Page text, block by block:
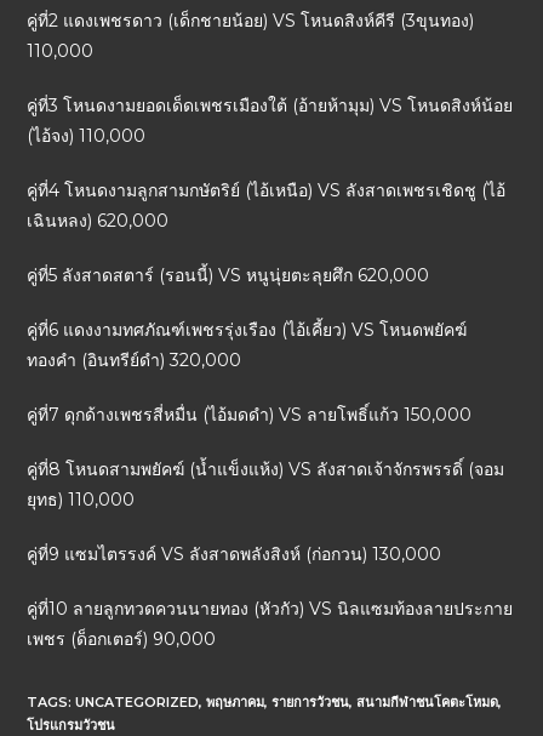
คู่ที่2 แดงเพชรดาว (เด็กชายน้อย) VS โหนดสิงห์คีรี (3ขุนทอง)
110,000
คู่ที่3 โหนดงามยอดเด็ดเพชรเมืองใต้ (อ้ายห้ามุม) VS โหนดสิงห์น้อย
(ไอ้จง) 110,000
คู่ที่4 โหนดงามลูกสามกษัตริย์ (ไอ้เหนือ) VS ลังสาดเพชรเชิดชู (ไอ้
เฉินหลง) 620,000
คู่ที่5 ลังสาดสตาร์ (รอนนี้) VS หนูนุ่ยตะลุยศึก 620,000
คู่ที่6 แดงงามทศภัณฑ์เพชรรุ่งเรือง (ไอ้เคี้ยว) VS โหนดพยัคฆ์
ทองคำ (อินทรีย์ดำ) 320,000
คู่ที่7 ดุกด้างเพชรสี่หมื่น (ไอ้มดดำ) VS ลายโพธิ์แก้ว 150,000
คู่ที่8 โหนดสามพยัคฆ์ (น้ำแข็งแห้ง) VS ลังสาดเจ้าจักรพรรดิ์ (จอม
ยุทธ) 110,000
คู่ที่9 แซมไตรรงค์ VS ลังสาดพลังสิงห์ (ก่อกวน) 130,000
คู่ที่10 ลายลูกทวดควนนายทอง (หัวกัว) VS นิลแซมท้องลายประกาย
เพชร (ด็อกเตอร์) 90,000
TAGS:UNCATEGORIZED, พฤษภาคม, รายการวัวชน, สนามกีฬาชนโคตะโหมด,
โปรแกรมวัวชน